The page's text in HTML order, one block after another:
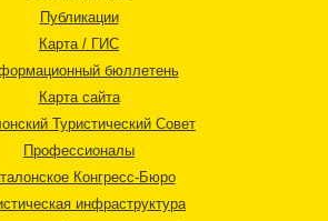
Публикации
Карта / ГИС
бюллетень
Карта сайта
Туристический Совет
Профессионалы
Конгресс-Бюро
инфраструктура